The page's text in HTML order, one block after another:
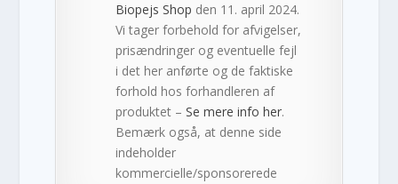
Biopejs Shop den 11. april 2024.
Vi tager forbehold for afvigelser,
prisændringer og eventuelle fejl
i det her anførte og de faktiske
forhold hos forhandleren af
produktet –Se mere info her.
Bemærk også, at denne side
indeholder
kommercielle/sponsorerede